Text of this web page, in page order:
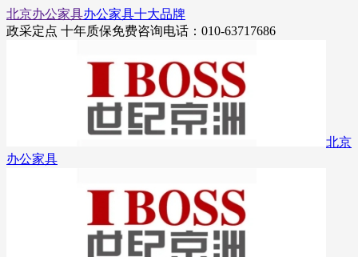
北京办公家具办公家具十大品牌
政采定点 十年质保免费咨询电话：010-63717686
北京
办公家具